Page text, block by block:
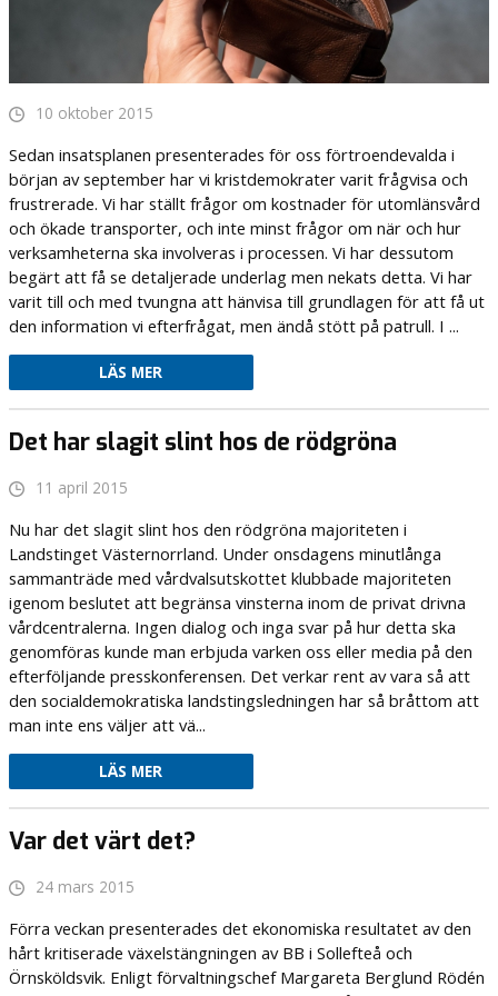
10 oktober 2015
Sedan insatsplanen presenterades för oss förtroendevalda i
början av september har vi kristdemokrater varit frågvisa och
frustrerade. Vi har ställt frågor om kostnader för utomlänsvård
och ökade transporter, och inte minst frågor om när och hur
verksamheterna ska involveras i processen. Vi har dessutom
begärt att få se detaljerade underlag men nekats detta. Vi har
varit till och med tvungna att hänvisa till grundlagen för att få ut
den information vi efterfrågat, men ändå stött på patrull. I ...
LÄS MER
Det har slagit slint hos de rödgröna
11 april 2015
Nu har det slagit slint hos den rödgröna majoriteten i
Landstinget Västernorrland. Under onsdagens minutlånga
sammanträde med vårdvalsutskottet klubbade majoriteten
igenom beslutet att begränsa vinsterna inom de privat drivna
vårdcentralerna. Ingen dialog och inga svar på hur detta ska
genomföras kunde man erbjuda varken oss eller media på den
efterföljande presskonferensen. Det verkar rent av vara så att
den socialdemokratiska landstingsledningen har så bråttom att
man inte ens väljer att vä...
LÄS MER
Var det värt det?
24 mars 2015
Förra veckan presenterades det ekonomiska resultatet av den
hårt kritiserade växelstängningen av BB i Sollefteå och
Örnsköldsvik. Enligt förvaltningschef Margareta Berglund Rödén